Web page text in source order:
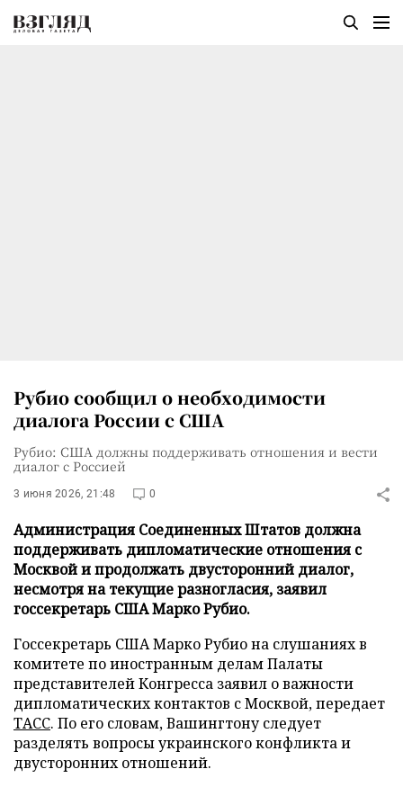
Рубио сообщил о необходимости
диалога России с США
Рубио: США должны поддерживать отношения и вести
диалог с Россией
3 июня 2026, 21:48 0
Администрация Соединенных Штатов должна
поддерживать дипломатические отношения с
Москвой и продолжать двусторонний диалог,
несмотря на текущие разногласия, заявил
госсекретарь США Марко Рубио.
Госсекретарь США Марко Рубио на слушаниях в
комитете по иностранным делам Палаты
представителей Конгресса заявил о важности
дипломатических контактов с Москвой, передает
ТАСС. По его словам, Вашингтону следует
разделять вопросы украинского конфликта и
двусторонних отношений.